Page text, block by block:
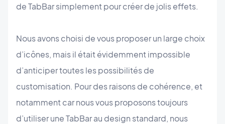
de TabBar simplement pour créer de jolis effets.
Nous avons choisi de vous proposer un large choix
d’icônes, mais il était évidemment impossible
d’anticiper toutes les possibilités de
customisation. Pour des raisons de cohérence, et
notamment car nous vous proposons toujours
d’utiliser une TabBar au design standard, nous